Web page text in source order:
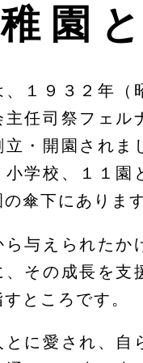
園
、１９３２年（
主任司祭フェル
立・開園されま
小学校、１１園
傘下にあります
ら与えられた
、その成長を支
ところです。
とに愛され、自